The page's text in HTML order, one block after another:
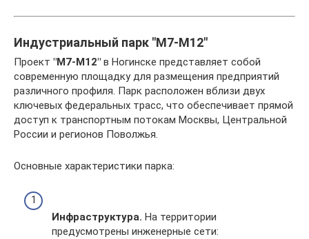
Индустриальный парк "M7-M12"
Проект "M7-M12" в Ногинске представляет собой
современную площадку для размещения предприятий
различного профиля. Парк расположен вблизи двух
ключевых федеральных трасс, что обеспечивает прямой
доступ к транспортным потокам Москвы, Центральной
России и регионов Поволжья.
Основные характеристики парка:
Инфраструктура. На территории
предусмотрены инженерные сети: